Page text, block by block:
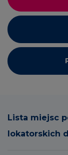
Lista miejsc
lokatorskich